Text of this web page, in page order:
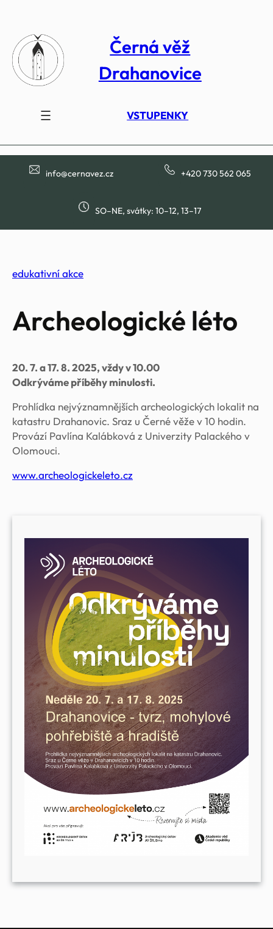
obsah
Černá věž
Drahanovice
VSTUPENKY
info@cernavez.cz +420 730 562 065
SO–NE, svátky: 10–12, 13–17
edukativní akce
Archeologické léto
20. 7. a 17. 8. 2025, vždy v 10.00
Odkrýváme příběhy minulosti.
Prohlídka nejvýznamnějších archeologických lokalit na
katastru Drahanovic. Sraz u Černé věže v 10 hodin.
Provází Pavlína Kalábková z Univerzity Palackého v
Olomouci.
www.archeologickeleto.cz